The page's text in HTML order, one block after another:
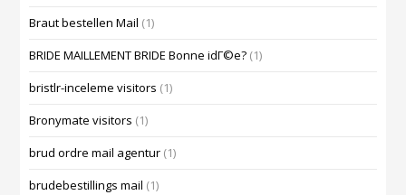
Braut bestellen Mail (1)
BRIDE MAILLEMENT BRIDE Bonne idГ©e? (1)
bristlr-inceleme visitors (1)
Bronymate visitors (1)
brud ordre mail agentur (1)
brudebestillings mail (1)